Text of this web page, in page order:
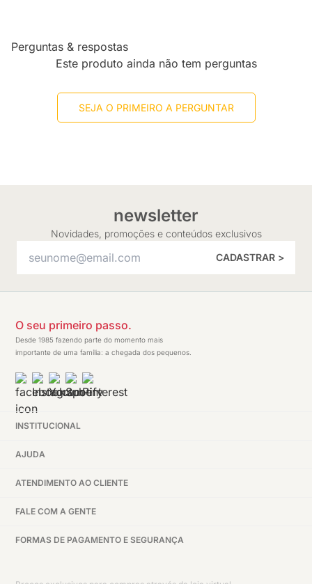
Perguntas & respostas
Este produto ainda não tem perguntas
SEJA O PRIMEIRO A PERGUNTAR
newsletter
Novidades, promoções e conteúdos exclusivos
CADASTRAR >
O seu primeiro passo.
Desde 1985 fazendo parte do momento mais
importante de uma família: a chegada dos pequenos.
INSTITUCIONAL
AJUDA
ATENDIMENTO AO CLIENTE
FALE COM A GENTE
FORMAS DE PAGAMENTO E SEGURANÇA